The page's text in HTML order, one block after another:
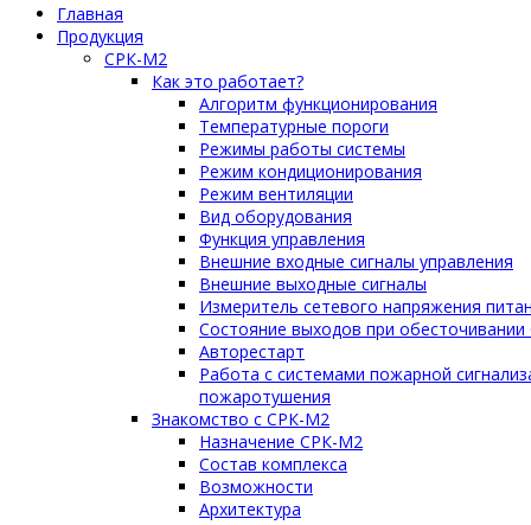
Главная
Продукция
СРК-М2
Как это работает?
Алгоритм функционирования
Температурные пороги
Режимы работы системы
Режим кондиционирования
Режим вентиляции
Вид оборудования
Функция управления
Внешние входные сигналы управления
Внешние выходные сигналы
Измеритель сетевого напряжения
Состояние выходов при
Авторестарт
Работа с системами пожарной
пожаротушения
Знакомство с СРК-М2
Назначение СРК-М2
Состав комплекса
Возможности
Архитектура